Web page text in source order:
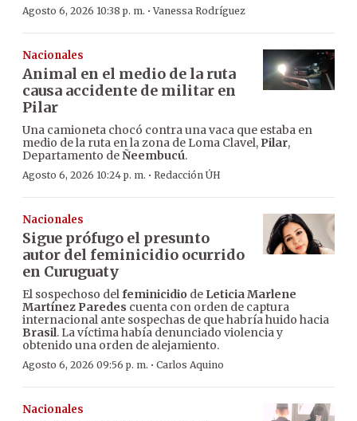
Agosto 6, 2026 10:38 p. m. ·Vanessa Rodríguez
Nacionales
Animal en el medio de la ruta
causa accidente de militar en
Pilar
Una camioneta chocó contra una vaca que estaba en
medio de la ruta en la zona de Loma Clavel, Pilar,
Departamento deÑeembucú.
Agosto 6, 2026 10:24 p. m. · Redacción ÚH
Nacionales
Sigue prófugo el presunto
autor del feminicidio ocurrido
en Curuguaty
El sospechoso delfeminicidio de Leticia Marlene
Martínez Paredes cuenta con orden de captura
internacional ante sospechas de que habría huido hacia
Brasil. La víctima había denunciado violencia y
obtenido una orden de alejamiento.
Agosto 6, 2026 09:56 p. m. · Carlos Aquino
Nacionales